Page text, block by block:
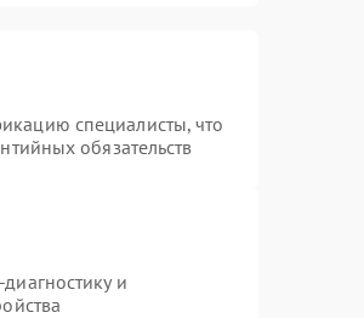
специалисты, что
обязательств
и